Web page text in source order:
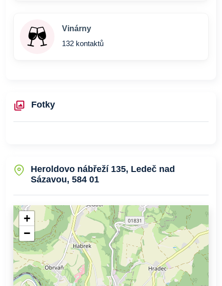
Vinárny
132 kontaktů
Fotky
Heroldovo nábřeží 135, Ledeč nad
Sázavou, 584 01
+
−